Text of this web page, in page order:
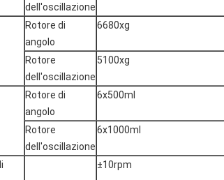
dell'oscillazione
Rotore di
angolo
6680xg
Rotore
dell'oscillazione
5100xg
Rotore di
angolo
6x500ml
Rotore
dell'oscillazione
6x1000ml
±10rpm